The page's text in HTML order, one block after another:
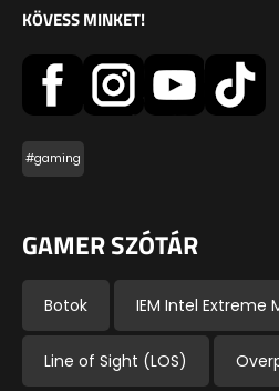
KÖVESS MINKET!
#gaming
GAMER SZÓTÁR
Botok IEM Intel Extreme
Line of Sight (LOS)